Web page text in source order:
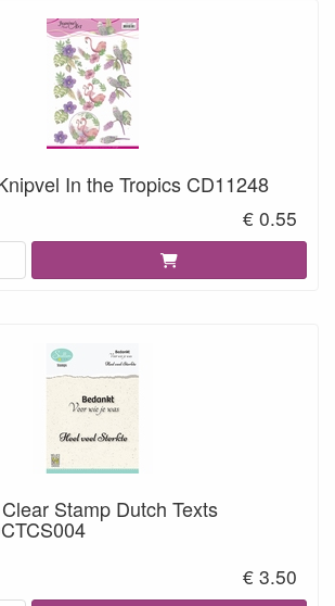
In the Tropics CD11248
€ 0.55
Stamp Dutch Texts
€ 3.50